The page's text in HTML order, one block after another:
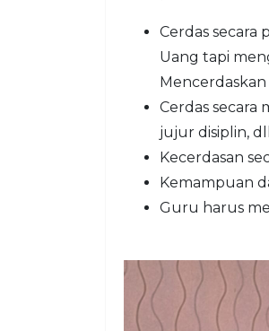
Cerdas
Uang tapi
Cerdas secara
jujur disiplin, dll
Kecerdasan
Kemampuan
Guru harus